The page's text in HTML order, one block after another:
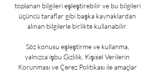
toplanan bilgileri eşleştirebilir ve bu bilgileri
üçüncü taraflar gibi başka kaynaklardan
alınan bilgilerle birlikte kullanabilir.
Söz konusu eşleştirme ve kullanma,
yalnızca işbu Gizlilik, Kişisel Verilerin
Korunması ve Çerez Politikası ile amaçlar